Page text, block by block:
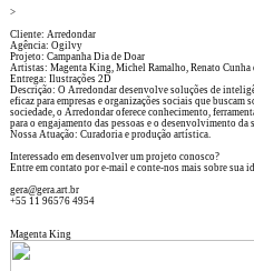
>
Cliente: Arredondar
Agência: Ogilvy
Projeto: Campanha Dia de Doar
Artistas: Magenta King, Michel Ramalho, Renato Cunha
Entrega: Ilustrações 2D
Descrição: O Arredondar desenvolve soluções de
eficaz para empresas e organizações sociais que buscam
sociedade, o Arredondar oferece conhecimento,
para o engajamento das pessoas e o desenvolvimento da
Nossa Atuação: Curadoria e produção artística.
Interessado em desenvolver um projeto conosco?
Entre em contato por e-mail e conte-nos mais sobre sua
gera@gera.art.br
+55 11 96576 4954
Magenta King